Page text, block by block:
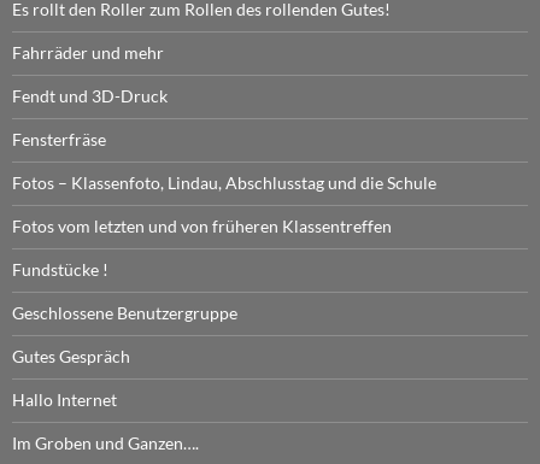
Es rollt den Roller zum Rollen des rollenden Gutes!
Fahrräder und mehr
Fendt und 3D-Druck
Fensterfräse
Fotos – Klassenfoto, Lindau, Abschlusstag und die Schule
Fotos vom letzten und von früheren Klassentreffen
Fundstücke !
Geschlossene Benutzergruppe
Gutes Gespräch
Hallo Internet
Im Groben und Ganzen….